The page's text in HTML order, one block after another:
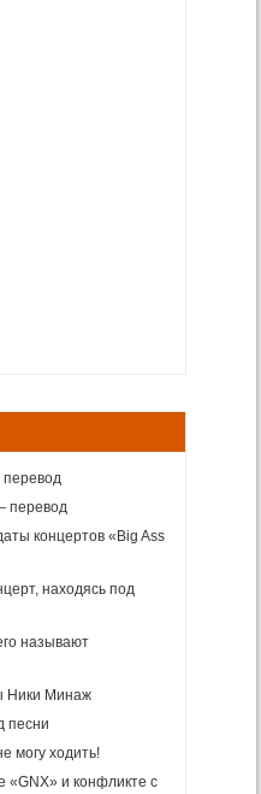
перевод
концертов «Big Ass
находясь под
называют
Ники Минаж
песни
могу ходить!
«GNX» и конфликте с